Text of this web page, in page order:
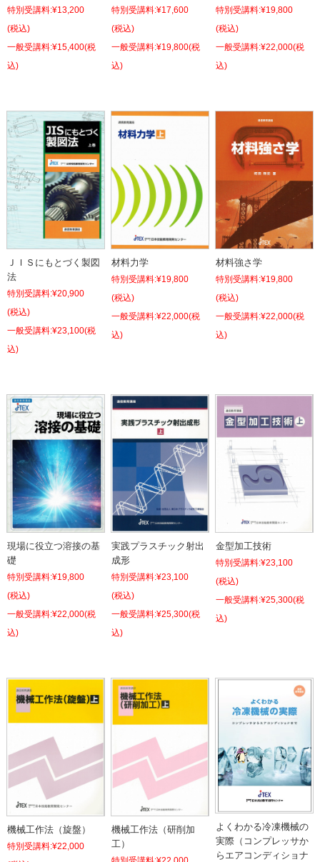
特別受講料:¥13,200
(税込)
¥15,400(税
込)
特別受講料:¥17,600
(税込)
¥19,800(税
込)
特別受講料:¥19,800
(税込)
¥22,000(税
込)
ＪＩＳにもとづく製図
法
特別受講料:¥20,900
(税込)
¥23,100(税
込)
材料力学
特別受講料:¥19,800
(税込)
¥22,000(税
込)
材料強さ学
特別受講料:¥19,800
(税込)
¥22,000(税
込)
現場に役立つ溶接の基
礎
特別受講料:¥19,800
(税込)
¥22,000(税
込)
実践プラスチック射出
成形
特別受講料:¥23,100
(税込)
¥25,300(税
込)
金型加工技術
特別受講料:¥23,100
(税込)
¥25,300(税
込)
機械工作法（旋盤）
特別受講料:¥22,000
機械工作法（研削加
工）
よくわかる冷凍機械の
実際（コンプレッサか
らエアコンディショナ